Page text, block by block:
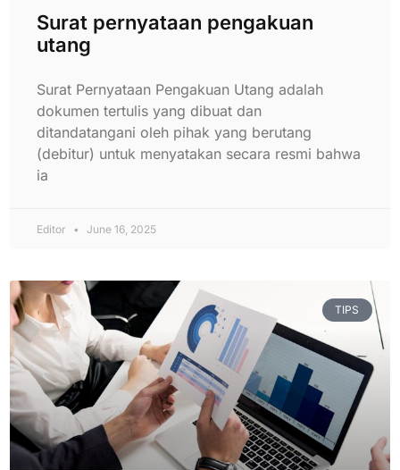
Surat pernyataan pengakuan
utang
Surat Pernyataan Pengakuan Utang adalah
dokumen tertulis yang dibuat dan
ditandatangani oleh pihak yang berutang
(debitur) untuk menyatakan secara resmi bahwa
ia
Editor June 16, 2025
TIPS